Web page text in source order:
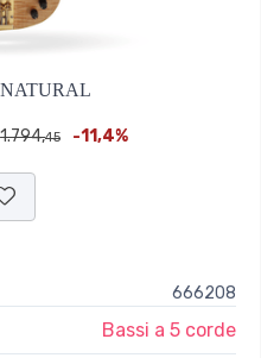
1.794,45 -11,4%
666208
Bassi a 5 corde